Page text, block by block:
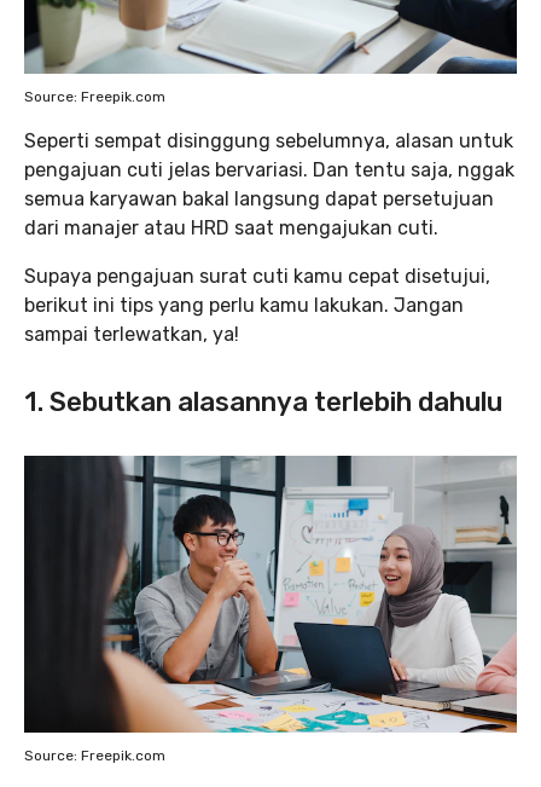
Source: Freepik.com
Seperti sempat disinggung sebelumnya, alasan untuk
pengajuan cuti jelas bervariasi. Dan tentu saja, nggak
semua karyawan bakal langsung dapat persetujuan
dari manajer atau HRD saat mengajukan cuti.
Supaya pengajuan surat cuti kamu cepat disetujui,
berikut ini tips yang perlu kamu lakukan. Jangan
sampai terlewatkan, ya!
1. Sebutkan alasannya terlebih dahulu
Source: Freepik.com